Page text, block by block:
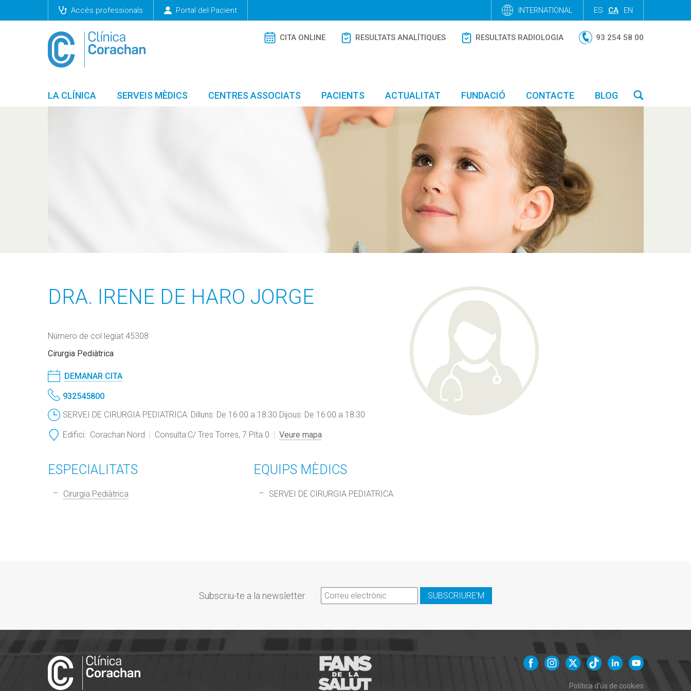
Accés professionals Portal del Pacient INTERNATIONAL ES CA EN
CITA ONLINE RESULTATS ANALÍTIQUES RESULTATS RADIOLOGIA 93 254 58 00
LA CLÍNICA SERVEIS MÈDICS CENTRES ASSOCIATS PACIENTS ACTUALITAT FUNDACIÓ CONTACTE BLOG
DRA. IRENE DE HARO JORGE
Número de col·legiat 45308
Cirurgia Pediàtrica
DEMANAR CITA
932545800
SERVEI DE CIRURGIA PEDIATRICA: Dilluns: De 16:00 a 18:30 Dijous: De 16:00 a 18:30
Edifici: Corachan Nord Consulta:C/ Tres Torres, 7 Plta.0 Veure mapa
ESPECIALITATS
Cirurgia Pediàtrica
EQUIPS MÈDICS
SERVEI DE CIRURGIA PEDIATRICA
Subscriu-te a la newsletter SUBSCRIURE'M
Política d'ús de cookies